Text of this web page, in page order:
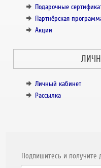
Подарочные
Партнёрская
Акции
Личный кабинет
Рассылка
Подпишитесь и получите